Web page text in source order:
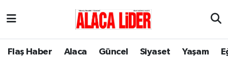
Flaş Haber Alaca Güncel Siyaset Yaşam
Çorum Nöbetçi Eczaneler